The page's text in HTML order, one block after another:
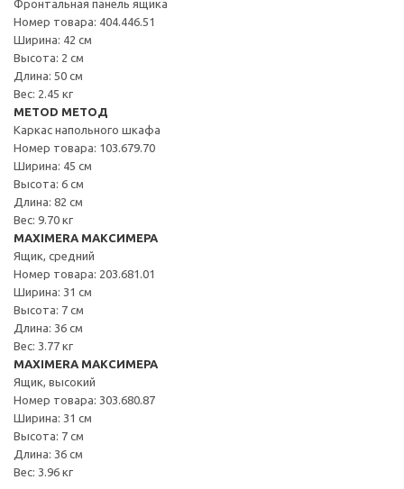
Фронтальная панель ящика
Номер товара: 404.446.51
Ширина: 42 см
Высота: 2 см
Длина: 50 см
Вес: 2.45 кг
METOD МЕТОД
Каркас напольного шкафа
Номер товара: 103.679.70
Ширина: 45 см
Высота: 6 см
Длина: 82 см
Вес: 9.70 кг
MAXIMERA МАКСИМЕРА
Ящик, средний
Номер товара: 203.681.01
Ширина: 31 см
Высота: 7 см
Длина: 36 см
Вес: 3.77 кг
MAXIMERA МАКСИМЕРА
Ящик, высокий
Номер товара: 303.680.87
Ширина: 31 см
Высота: 7 см
Длина: 36 см
Вес: 3.96 кг